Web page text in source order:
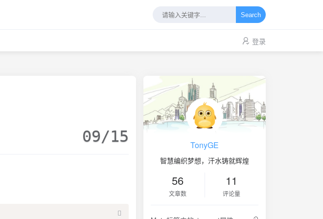
Search
登录
09/15 TonyGE
智慧编织梦想，汗水铸就辉煌
56
文章数
11
评论量